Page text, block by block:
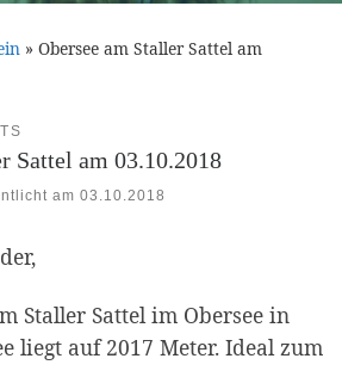
» Obersee am Staller Sattel am
Sattel am 03.10.2018
am03.10.2018
Staller Sattel im Obersee in
liegt auf 2017 Meter. Ideal zum